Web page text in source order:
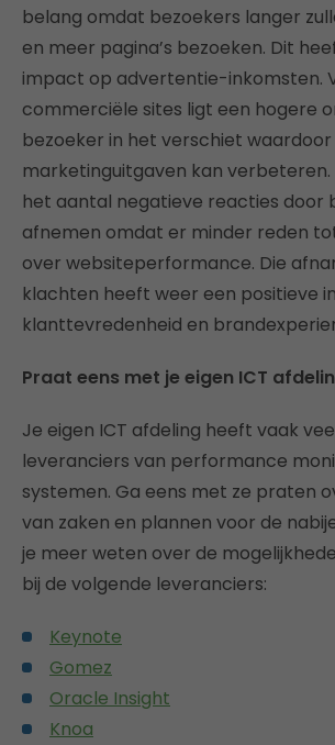
belang omdat bezoekers langer
en meer pagina’s bezoeken. Dit
impact op advertentie-inkomsten.
commerciële sites ligt een hogere
bezoeker in het verschiet waardoor
marketinguitgaven kan verbeteren.
het aantal negatieve reacties door
afnemen omdat er minder reden
over websiteperformance. Die
klachten heeft weer een positieve
klanttevredenheid en
Praat eens met je eigen ICT
Je eigen ICT afdeling heeft vaak
leveranciers van performance
systemen. Ga eens met ze praten
van zaken en plannen voor de
je meer weten over de
bij de volgende leveranciers:
Keynote
Gomez
Oracle Insight
Knoa